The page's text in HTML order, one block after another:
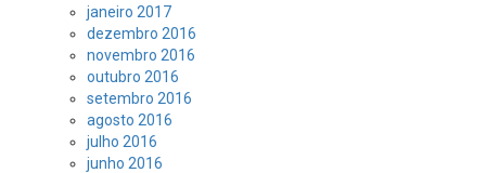
janeiro 2017
dezembro 2016
novembro 2016
outubro 2016
setembro 2016
agosto 2016
julho 2016
junho 2016